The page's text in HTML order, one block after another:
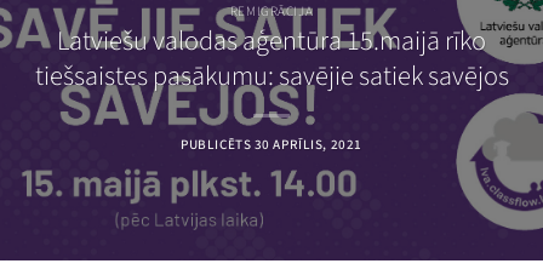
REMIGRĀCIJA
Latviešu valodas aģentūra 15.maijā rīko
tiešsaistes pasākumu: savējie satiek savējos
PUBLICĒTS 30 APRĪLIS, 2021